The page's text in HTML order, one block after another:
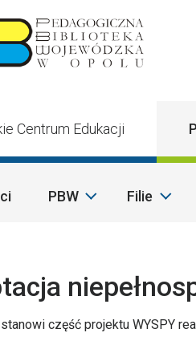
Centrum Edukacji
PBW Filie
część projektu WYSPY